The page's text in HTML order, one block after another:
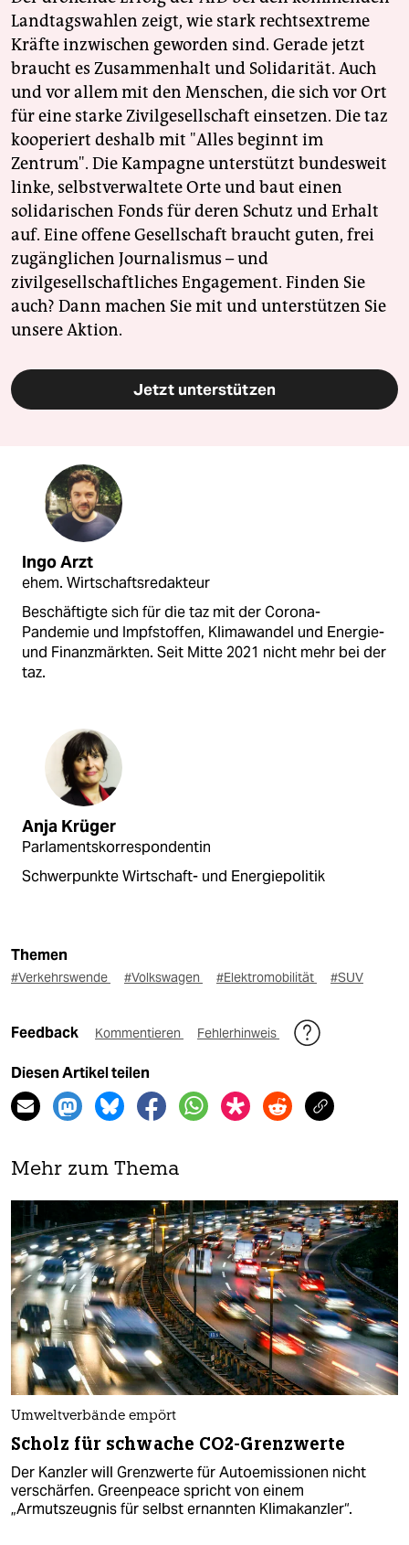
Landtagswahlen zeigt, wie stark rechtsextreme
Kräfte inzwischen geworden sind. Gerade jetzt
braucht es Zusammenhalt und Solidarität. Auch
und vor allem mit den Menschen, die sich vor Ort
für eine starke Zivilgesellschaft einsetzen. Die taz
kooperiert deshalb mit "Alles beginnt im
Zentrum". Die Kampagne unterstützt bundesweit
linke, selbstverwaltete Orte und baut einen
solidarischen Fonds für deren Schutz und Erhalt
auf. Eine offene Gesellschaft braucht guten, frei
zugänglichen Journalismus – und
zivilgesellschaftliches Engagement. Finden Sie
auch? Dann machen Sie mit und unterstützen Sie
unsere Aktion.
Jetzt unterstützen
Ingo Arzt
ehem. Wirtschaftsredakteur
Beschäftigte sich für die taz mit der Corona-
Pandemie und Impfstoffen, Klimawandel und Energie-
und Finanzmärkten. Seit Mitte 2021 nicht mehr bei der
taz.
Anja Krüger
Parlamentskorrespondentin
Schwerpunkte Wirtschaft- und Energiepolitik
Themen
#Verkehrswende #Volkswagen #Elektromobilität #SUV
Feedback Kommentieren Fehlerhinweis
Diesen Artikel teilen
Mehr zum Thema
Umweltverbände empört
Scholz für schwache CO2-Grenzwerte
Der Kanzler will Grenzwerte für Autoemissionen nicht
verschärfen. Greenpeace spricht von einem
„Armutszeugnis für selbst ernannten Klimakanzler“.